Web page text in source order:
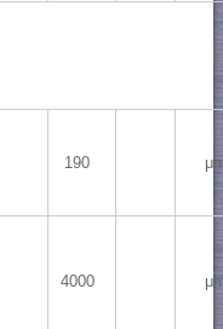
190
4000